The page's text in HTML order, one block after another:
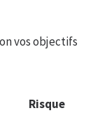
vos objectifs
Risque